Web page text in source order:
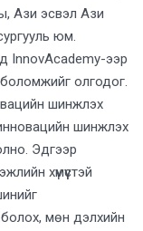
Ази эсвэл Ази
юм.
InnovAcademy-ээр
олгодог.
шинжлэх
шинжлэх
Эдгээр
хүмүүстэй
мөн дэлхийн